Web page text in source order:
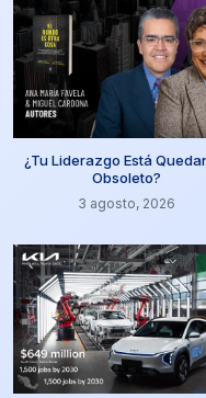
¿Tu Liderazgo Está
Obsoleto?
3 agosto, 2026